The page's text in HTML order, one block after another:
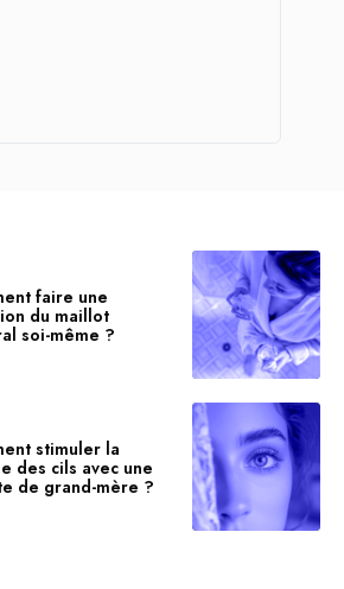
faire une
du maillot
soi-même ?
stimuler la
des cils avec une
de grand-mère ?